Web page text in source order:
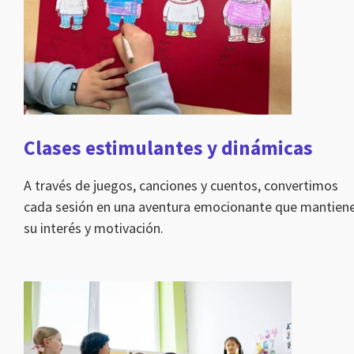
Clases estimulantes y dinámicas
A través de juegos, canciones y cuentos, convertimos
cada sesión en una aventura emocionante que
su interés y motivación.